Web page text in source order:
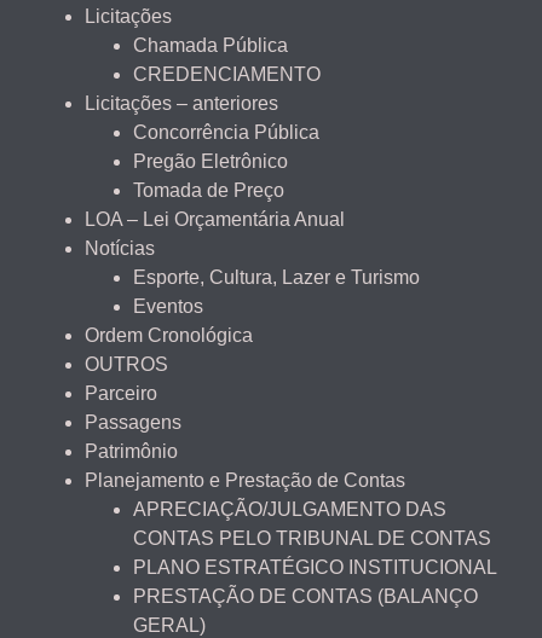
Licitações
Chamada Pública
CREDENCIAMENTO
Licitações – anteriores
Concorrência Pública
Pregão Eletrônico
Tomada de Preço
LOA – Lei Orçamentária Anual
Notícias
Esporte, Cultura, Lazer e Turismo
Eventos
Ordem Cronológica
OUTROS
Parceiro
Passagens
Patrimônio
Planejamento e Prestação de Contas
APRECIAÇÃO/JULGAMENTO DAS
CONTAS PELO TRIBUNAL DE CONTAS
PLANO ESTRATÉGICO INSTITUCIONAL
PRESTAÇÃO DE CONTAS (BALANÇO
GERAL)